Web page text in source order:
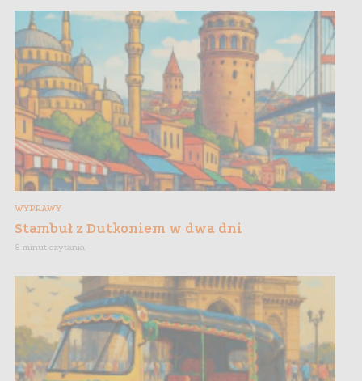
WYPRAWY
Stambuł z Dutkoniem w dwa dni
8 minut czytania